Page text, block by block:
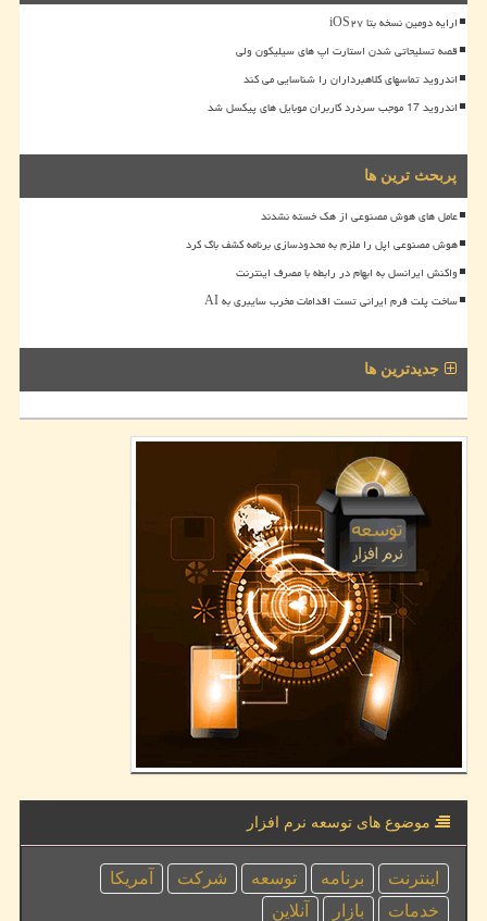
ارایه دومین نسخه بتا iOS۲۷
قصه تسلیحاتی شدن استارت اپ های سیلیکون ولی
اندروید تماسهای کلاهبرداران را شناسایی می کند
اندروید 17 موجب سردرد کاربران موبایل های پیکسل شد
پربحث ترین ها
عامل های هوش مصنوعی از هک خسته نشدند
هوش مصنوعی اپل را ملزم به محدودسازی برنامه کشف باگ کرد
واکنش ایرانسل به ابهام در رابطه با مصرف اینترنت
ساخت پلت فرم ایرانی تست اقدامات مخرب سایبری به AI
جدیدترین ها
موضوع های توسعه نرم افزار
اینترنت برنامه توسعه شركت
آمریكا
خدمات
بازار آنلاین